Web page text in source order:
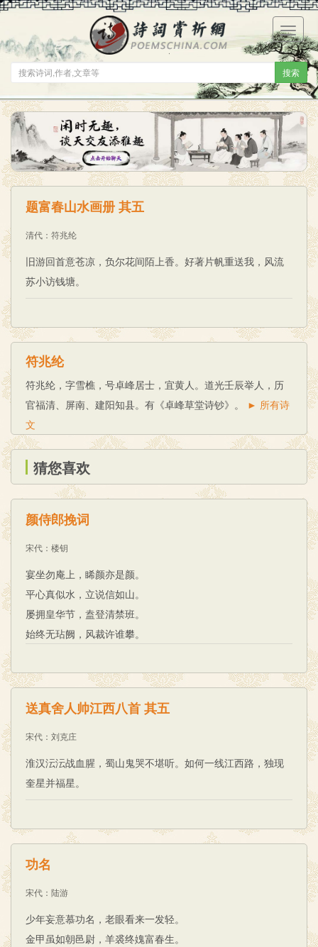
搜索
菜
单
题富春山水画册 其五
清代 ： 符兆纶
旧游回首意苍凉，负尔花间陌上香。好著片帆重送我，风流
苏小访钱塘。
符兆纶
符兆纶，字雪樵，号卓峰居士，宜黄人。道光壬辰举人，历
官福清、屏南、建阳知县。有《卓峰草堂诗钞》。 ► 所有诗
文
猜您喜欢
颜侍郎挽词
宋代 ： 楼钥
宴坐勿庵上，睎颜亦是颜。
平心真似水，立说信如山。
屡拥皇华节，盍登清禁班。
始终无玷阙，风裁许谁攀。
送真舍人帅江西八首 其五
宋代 ： 刘克庄
淮汉沄沄战血腥，蜀山鬼哭不堪听。如何一线江西路，独现
奎星并福星。
功名
宋代 ： 陆游
少年妄意慕功名，老眼看来一发轻。
金甲虽如朝邑尉，羊裘终媿富春生。